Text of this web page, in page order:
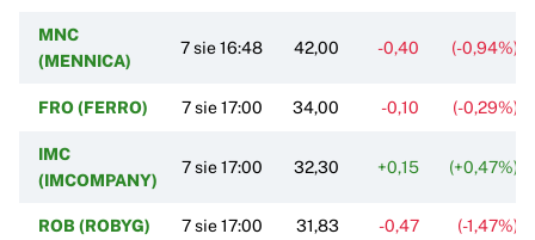
MNC
(MENNICA)
7 sie 16:48 42,00 -0,40 (-0,94%)
FRO (FERRO) 7 sie 17:00 34,00 -0,10 (-0,29%)
IMC
(IMCOMPANY)
7 sie 17:00 32,30 +0,15 (+0,47%)
ROB (ROBYG) 7 sie 17:00 31,83 -0,47 (-1,47%)